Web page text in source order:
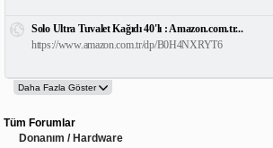
Solo Ultra Tuvalet Kağıdı 40'lı : Amazon.com.tr...
https://www.amazon.com.tr/dp/B0H4NXRYT6
Tüm Forumlar
Donanım / Hardware